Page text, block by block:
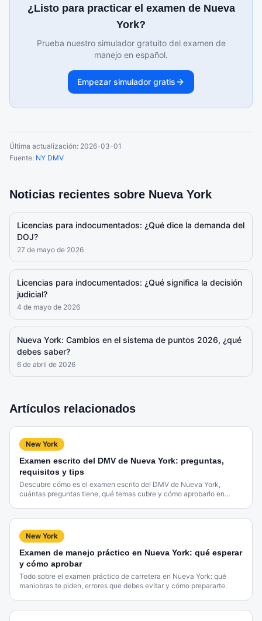
¿Listo para practicar el examen de Nueva
York?
Prueba nuestro simulador gratuito del examen de
manejo en español.
Empezar simulador gratis
Última actualización: 2026-03-01
Fuente: NY DMV
Noticias recientes sobre Nueva York
Licencias para indocumentados: ¿Qué dice la demanda del
DOJ?
27 de mayo de 2026
Licencias para indocumentados: ¿Qué significa la decisión
judicial?
4 de mayo de 2026
Nueva York: Cambios en el sistema de puntos 2026, ¿qué
debes saber?
6 de abril de 2026
Artículos relacionados
New York
Examen escrito del DMV de Nueva York: preguntas,
requisitos y tips
Descubre cómo es el examen escrito del DMV de Nueva York,
cuántas preguntas tiene, qué temas cubre y cómo aprobarlo en
New York
Examen de manejo práctico en Nueva York: qué esperar
y cómo aprobar
Todo sobre el examen práctico de carretera en Nueva York: qué
maniobras te piden, errores que debes evitar y cómo prepararte.